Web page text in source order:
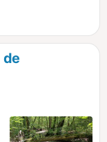
une curiosité
en forêt,
de vue. La
de